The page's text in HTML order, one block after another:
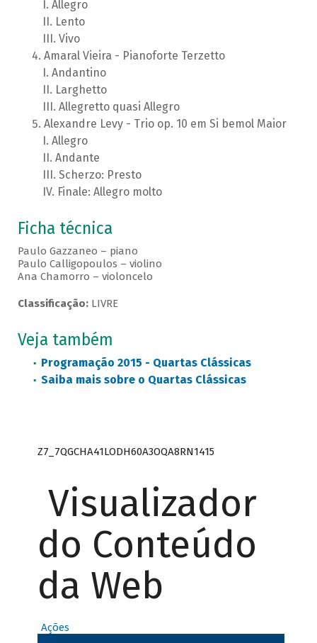
Allegro
Lento
Vivo
Amaral Vieira - Pianoforte Terzetto
Andantino
Larghetto
Allegretto quasi Allegro
Alexandre Levy - Trio op. 10 em Si bemol Maior
Allegro
Andante
Scherzo: Presto
Finale: Allegro molto
Ficha técnica
Paulo Gazzaneo – piano
Paulo Calligopoulos – violino
Ana Chamorro – violoncelo
Classificação:LIVRE
Veja também
Programação 2015 - Quartas Clássicas
Saiba mais sobre o Quartas Clássicas
Z7_7QGCHA41LODH60A3OQA8RN1415
Visualizador
do Conteúdo
da Web
Ações